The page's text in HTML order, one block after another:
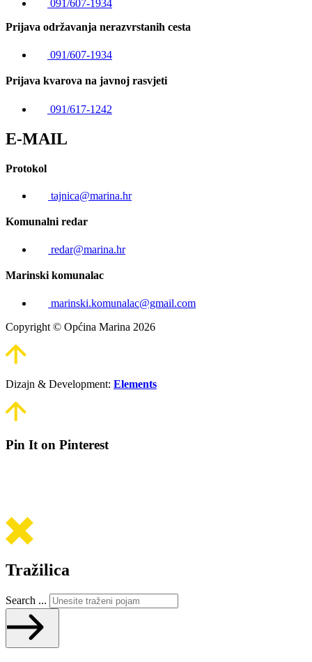
091/607-1934
Prijava održavanja nerazvrstanih cesta
091/607-1934
Prijava kvarova na javnoj rasvjeti
091/617-1242
E-MAIL
Protokol
tajnica@marina.hr
Komunalni redar
redar@marina.hr
Marinski komunalac
marinski.komunalac@gmail.com
Copyright © Općina Marina 2026
Dizajn & Development: Elements
Pin It on Pinterest
Tražilica
Search ...